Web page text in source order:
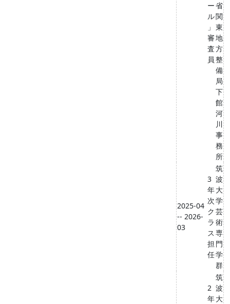
ー
ル
」
審
査
員
省
関
東
地
方
整
備
局
下
館
河
川
事
務
所
2025-04
-- 2026-
03
3
年
次
ク
ラ
ス
担
任
筑
波
大
学
芸
術
専
門
学
群
2
年
筑
波
大